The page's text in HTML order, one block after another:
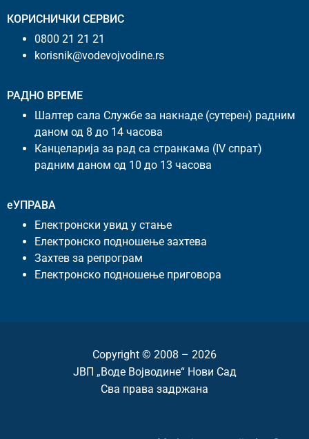
КОРИСНИЧКИ СЕРВИС
0800 21 21 21
korisnik@vodevojvodine.rs
РАДНО ВРЕМЕ
Шалтер сала Службе за накнаде (сутерен) радним
даном од 8 до 14 часова
Канцеларија за рад са странкама (IV спрат)
радним даном од 10 до 13 часова
еУПРАВА
Електронски увид у стање
Електронско подношење захтева
Захтев за репрограм
Електронско подношење приговора
Copyright © 2008 – 2026
ЈВП „Воде Војводине“ Нови Сад
Сва права задржана